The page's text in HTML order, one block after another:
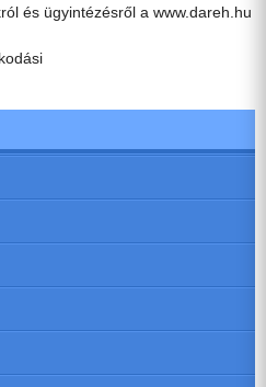
és ügyintézésről a www.dareh.hu